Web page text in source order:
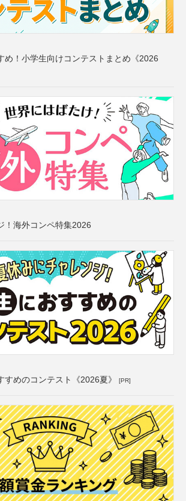
め！小学生向けコンテストまとめ《2026
！海外コンペ特集2026
すめのコンテスト《2026夏》 [PR]